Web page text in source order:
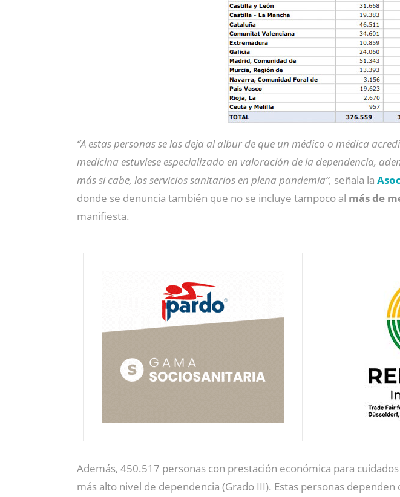
“A estas personas se las deja al albur de que un médico o médica
medicina estuviese especializado en valoración de la dependencia,
más si cabe, los servicios sanitarios en plena pandemia”, señala la
donde se denuncia también que no se incluye tampoco al más de
manifiesta.
Además, 450.517 personas con prestación económica para
más alto nivel de dependencia (Grado III). Estas personas